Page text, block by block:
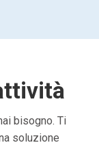
bisogno. Ti
soluzione